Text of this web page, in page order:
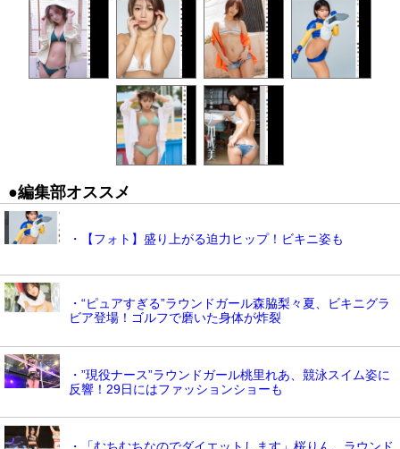
●編集部オススメ
・【フォト】盛り上がる迫力ヒップ！ビキニ姿も
・“ピュアすぎる”ラウンドガール森脇梨々夏、ビキニグラ
ビア登場！ゴルフで磨いた身体が炸裂
・”現役ナース”ラウンドガール桃里れあ、競泳スイム姿に
反響！29日にはファッションショーも
・「むちむちなのでダイエットします」桜りん、ラウンド